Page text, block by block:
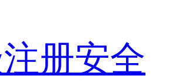
册安全